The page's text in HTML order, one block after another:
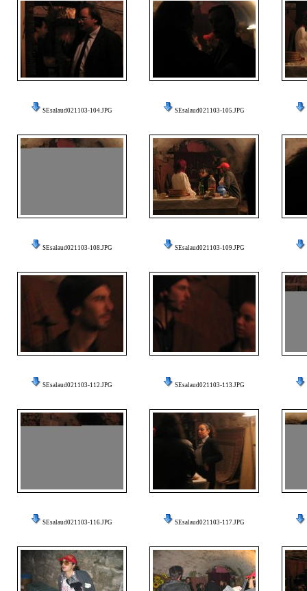
SEsalaud021103-104.JPG SEsalaud021103-105.JPG
SEsalaud021103-108.JPG SEsalaud021103-109.JPG
SEsalaud021103-112.JPG SEsalaud021103-113.JPG
SEsalaud021103-116.JPG SEsalaud021103-117.JPG